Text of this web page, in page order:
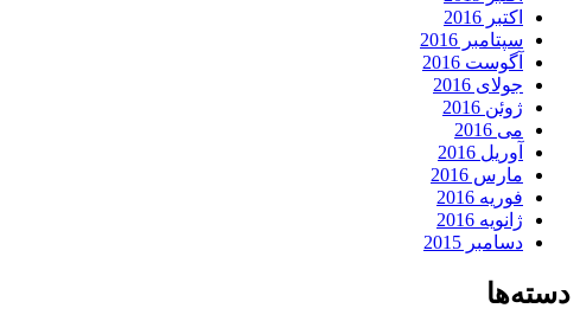
اکتبر 2016
سپتامبر 2016
آگوست 2016
جولای 2016
ژوئن 2016
می 2016
آوریل 2016
مارس 2016
فوریه 2016
ژانویه 2016
دسامبر 2015
دسته‌ها